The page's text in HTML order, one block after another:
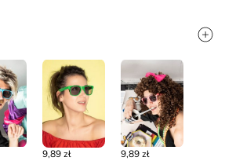
9,89 zł 9,89 zł